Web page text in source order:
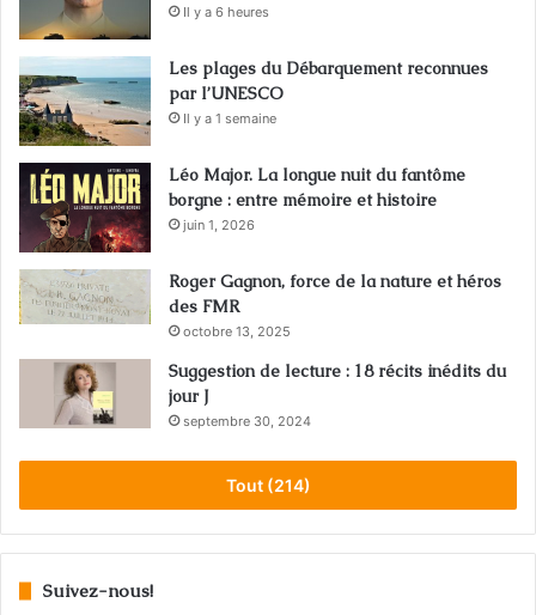
Il y a 6 heures
Les plages du Débarquement reconnues
par l’UNESCO
Il y a 1 semaine
Léo Major. La longue nuit du fantôme
borgne : entre mémoire et histoire
juin 1, 2026
Roger Gagnon, force de la nature et héros
des FMR
octobre 13, 2025
Suggestion de lecture : 18 récits inédits du
jour J
septembre 30, 2024
Tout (214)
Suivez-nous!